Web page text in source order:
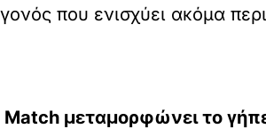
που ενισχύει ακόμα
Match μεταμορφώνει το